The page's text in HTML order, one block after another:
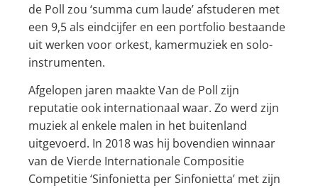
de Poll zou ‘summa cum laude’ afstuderen met
een 9,5 als eindcijfer en een portfolio bestaande
uit werken voor orkest, kamermuziek en solo-
instrumenten.
Afgelopen jaren maakte Van de Poll zijn
reputatie ook internationaal waar. Zo werd zijn
muziek al enkele malen in het buitenland
uitgevoerd. In 2018 was hij bovendien winnaar
van de Vierde Internationale Compositie
Competitie ‘Sinfonietta per Sinfonietta’ met zijn